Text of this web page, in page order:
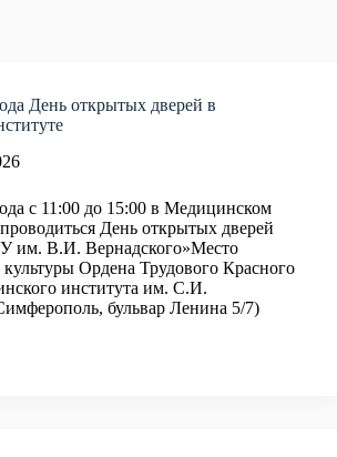
День открытых дверей в
с 11:00 до 15:00 в Медицинском
День открытых дверей
В.И. Вернадского»Место
Ордена Трудового Красного
института им. С.И.
бульвар Ленина 5/7)